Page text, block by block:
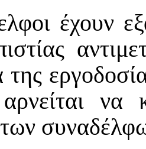
έχουν
της
να